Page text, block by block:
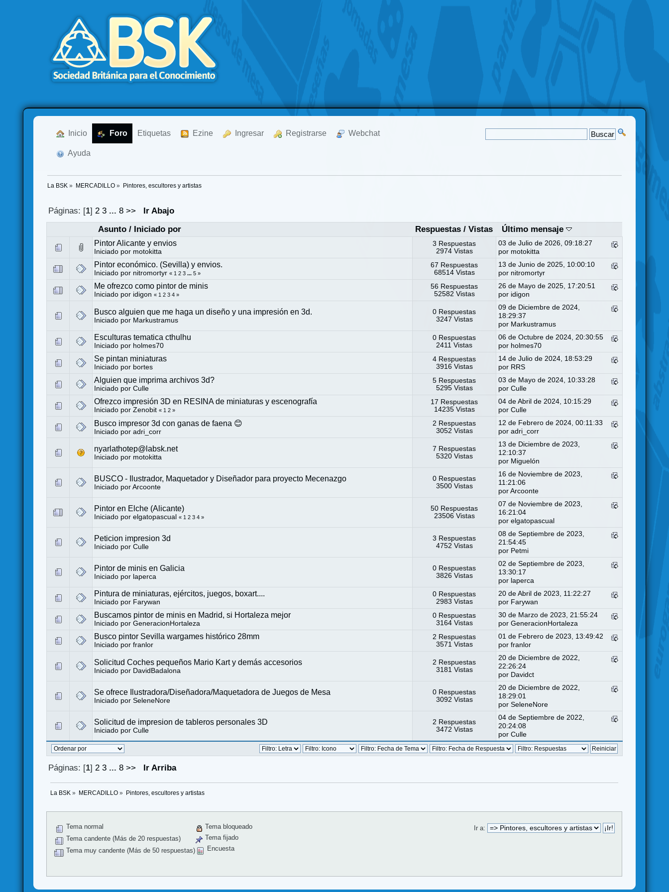
Inicio Foro Etiquetas Ezine Ingresar Registrarse Webchat
Ayuda
La BSK » MERCADILLO» Pintores, escultores y artistas
Páginas: [1] 2 3 ... 8 >>
Ir Abajo
Asunto/ Iniciado por Respuestas /Vistas Último mensaje
Pintor Alicante y envios
Iniciado por motokitta
3 Respuestas
2974 Vistas
03 de Julio de 2026, 09:18:27
por motokitta
Pintor económico. (Sevilla) y envios.
Iniciado por nitromortyr « 1 2 3 ...5 »
67 Respuestas
68514 Vistas
13 de Junio de 2025, 10:00:10
por nitromortyr
Me ofrezco como pintor de minis
Iniciado por idigon « 1 2 3 4 »
56 Respuestas
52582 Vistas
26 de Mayo de 2025, 17:20:51
por idigon
Busco alguien que me haga un diseño y una impresión en 3d.
Iniciado por Markustramus
0 Respuestas
3247 Vistas
09 de Diciembre de 2024,
18:29:37
por Markustramus
Esculturas tematica cthulhu
Iniciado por holmes70
0 Respuestas
2411 Vistas
06 de Octubre de 2024, 20:30:55
por holmes70
Se pintan miniaturas
Iniciado por bortes
4 Respuestas
3916 Vistas
14 de Julio de 2024, 18:53:29
por RRS
Alguien que imprima archivos 3d?
Iniciado porCulle
5 Respuestas
5295 Vistas
03 de Mayo de 2024, 10:33:28
porCulle
Ofrezco impresión 3D en RESINA de miniaturas y escenografía
Iniciado porZenobit « 1 2 »
17 Respuestas
14235 Vistas
04 de Abril de 2024, 10:15:29
porCulle
Busco impresor 3d con ganas de faena 😊
Iniciado poradri_corr
2 Respuestas
3052 Vistas
12 de Febrero de 2024, 00:11:33
poradri_corr
nyarlathotep@labsk.net
Iniciado por motokitta
7 Respuestas
5320 Vistas
13 de Diciembre de 2023,
12:10:37
por Miguelón
BUSCO - Ilustrador, Maquetador y Diseñador para proyecto Mecenazgo
Iniciado porArcoonte
0 Respuestas
3500 Vistas
16 de Noviembre de 2023,
11:21:06
porArcoonte
Pintor en Elche (Alicante)
Iniciado porelgatopascual « 1 2 3 4 »
50 Respuestas
23506 Vistas
07 de Noviembre de 2023,
16:21:04
porelgatopascual
Peticion impresion 3d
Iniciado porCulle
3 Respuestas
4752 Vistas
08 de Septiembre de 2023,
21:54:45
por Petmi
Pintor de minis en Galicia
Iniciado por laperca
0 Respuestas
3826 Vistas
02 de Septiembre de 2023,
13:30:17
por laperca
Pintura de miniaturas, ejércitos, juegos, boxart....
Iniciado por Farywan
0 Respuestas
2983 Vistas
20 de Abril de 2023, 11:22:27
por Farywan
Buscamos pintor de minis en Madrid, si Hortaleza mejor
Iniciado porGeneracionHortaleza
0 Respuestas
3164 Vistas
30 de Marzo de 2023, 21:55:24
porGeneracionHortaleza
Busco pintor Sevilla wargames histórico 28mm
Iniciado porfranlor
2 Respuestas
3571 Vistas
01 de Febrero de 2023, 13:49:42
porfranlor
Solicitud Coches pequeños Mario Kart y demás accesorios
Iniciado por DavidBadalona
2 Respuestas
3181 Vistas
20 de Diciembre de 2022,
22:26:24
por Davidct
Se ofrece Ilustradora/Diseñadora/Maquetadora de Juegos de Mesa
Iniciado porSeleneNore
0 Respuestas
3092 Vistas
20 de Diciembre de 2022,
18:29:01
porSeleneNore
Solicitud de impresion de tableros personales 3D
Iniciado porCulle
2 Respuestas
3472 Vistas
04 de Septiembre de 2022,
20:24:08
porCulle
Páginas: [1] 2 3 ... 8 >> Ir Arriba
La BSK » MERCADILLO» Pintores, escultores y artistas
Ir a:
Tema normal
Tema candente (Más de 20 respuestas)
Tema muy candente (Más de 50 respuestas)
Tema bloqueado
Tema fijado
Encuesta